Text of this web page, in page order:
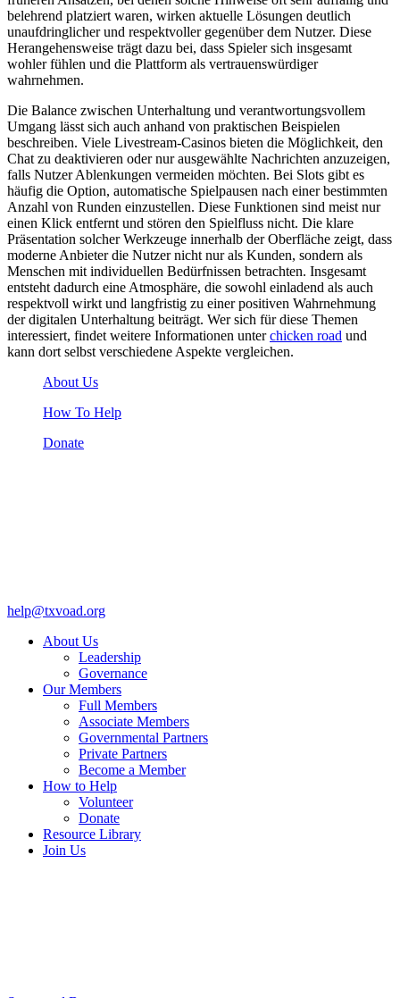
belehrend platziert waren, wirken aktuelle Lösungen deutlich
unaufdringlicher und respektvoller gegenüber dem Nutzer. Diese
Herangehensweise trägt dazu bei, dass Spieler sich insgesamt
wohler fühlen und die Plattform als vertrauenswürdiger
wahrnehmen.
Die Balance zwischen Unterhaltung und verantwortungsvollem
Umgang lässt sich auch anhand von praktischen Beispielen
beschreiben. Viele Livestream-Casinos bieten die Möglichkeit, den
Chat zu deaktivieren oder nur ausgewählte Nachrichten anzuzeigen,
falls Nutzer Ablenkungen vermeiden möchten. Bei Slots gibt es
häufig die Option, automatische Spielpausen nach einer bestimmten
Anzahl von Runden einzustellen. Diese Funktionen sind meist nur
einen Klick entfernt und stören den Spielfluss nicht. Die klare
Präsentation solcher Werkzeuge innerhalb der Oberfläche zeigt, dass
moderne Anbieter die Nutzer nicht nur als Kunden, sondern als
Menschen mit individuellen Bedürfnissen betrachten. Insgesamt
entsteht dadurch eine Atmosphäre, die sowohl einladend als auch
respektvoll wirkt und langfristig zu einer positiven Wahrnehmung
der digitalen Unterhaltung beiträgt. Wer sich für diese Themen
interessiert, findet weitere Informationen unterchicken road und
kann dort selbst verschiedene Aspekte vergleichen.
About Us
How To Help
Donate
help@txvoad.org
About Us
Leadership
Governance
Our Members
Full Members
Associate Members
Governmental Partners
Private Partners
Become a Member
How to Help
Volunteer
Donate
Resource Library
Join Us